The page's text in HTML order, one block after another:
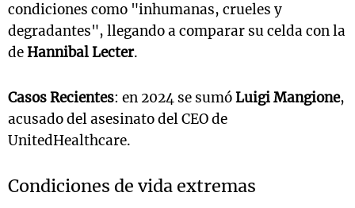
condiciones como "inhumanas, crueles y
degradantes", llegando a comparar su celda con la
deHannibal Lecter.
Casos Recientes: en 2024 se sumóLuigi Mangione,
acusado del asesinato del CEO de
UnitedHealthcare.
Condiciones de vida extremas